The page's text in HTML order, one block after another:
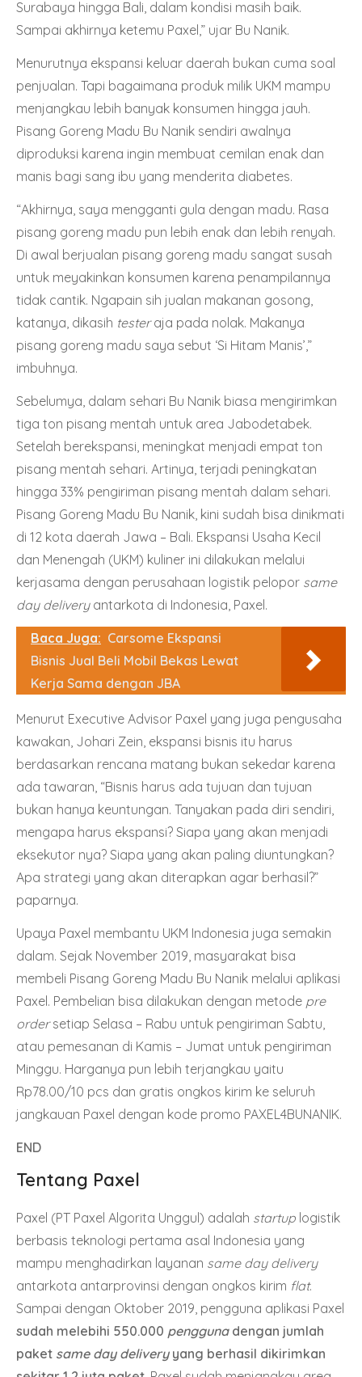
Surabaya hingga Bali, dalam kondisi masih baik.
Sampai akhirnya ketemu Paxel ,” ujar Bu Nanik.
Menurutnya ekspansi keluar daerah bukan cuma soal
penjualan. Tapi bagaimana produk milik UKM mampu
menjangkau lebih banyak konsumen hingga jauh.
Pisang Goreng Madu Bu Nanik sendiri awalnya
diproduksi karena ingin membuat cemilan enak dan
manis bagi sang ibu yang menderita diabetes.
“Akhirnya, saya mengganti gula dengan madu. Rasa
pisang goreng madu pun lebih enak dan lebih renyah.
Di awal berjualan pisang goreng madu sangat susah
untuk meyakinkan konsumen karena penampilannya
tidak cantik. Ngapain sih jualan makanan gosong,
katanya, dikasih testeraja pada nolak. Makanya
pisang goreng madu saya sebut ‘Si Hitam Manis’,”
imbuhnya.
Sebelumya, dalam sehari Bu Nanik biasa mengirimkan
tiga ton pisang mentah untuk area Jabodetabek.
Setelah berekspansi, meningkat menjadi empat ton
pisang mentah sehari. Artinya, terjadi peningkatan
hingga 33% pengiriman pisang mentah dalam sehari.
Pisang Goreng Madu Bu Nanik, kini sudah bisa dinikmati
di 12 kota daerah Jawa – Bali. Ekspansi Usaha Kecil
dan Menengah (UKM) kuliner ini dilakukan melalui
kerjasama dengan perusahaan logistik pelopor same
day deliveryantarkota di Indonesia, Paxel .
Baca Juga: Carsome Ekspansi
Bisnis Jual Beli Mobil Bekas Lewat
Kerja Sama dengan JBA
Menurut Executive Advisor Paxel yang juga pengusaha
kawakan, Johari Zein, ekspansi bisnis itu harus
berdasarkan rencana matang bukan sekedar karena
ada tawaran, “Bisnis harus ada tujuan dan tujuan
bukan hanya keuntungan. Tanyakan pada diri sendiri,
mengapa harus ekspansi? Siapa yang akan menjadi
eksekutor nya? Siapa yang akan paling diuntungkan?
Apa strategi yang akan diterapkan agar berhasil?”
paparnya.
Upaya Paxel membantu UKM Indonesia juga semakin
dalam. Sejak November 2019, masyarakat bisa
membeli Pisang Goreng Madu Bu Nanik melalui aplikasi
Paxel . Pembelian bisa dilakukan dengan metode pre
ordersetiap Selasa – Rabu untuk pengiriman Sabtu,
atau pemesanan di Kamis – Jumat untuk pengiriman
Minggu. Harganya pun lebih terjangkau yaitu
Rp78.00/10 pcs dan gratis ongkos kirim ke seluruh
jangkauan Paxel dengan kode promo PAXEL4BUNANIK.
END
Tentang Paxel
Paxel (PT Paxel Algorita Unggul) adalah startup logistik
berbasis teknologi pertama asal Indonesia yang
mampu menghadirkan layanan same day delivery
antarkota antarprovinsi dengan ongkos kirim flat.
Sampai dengan Oktober 2019, pengguna aplikasi Paxel
sudah melebihi 550.000 pengguna dengan jumlah
paket same day delivery yang berhasil dikirimkan